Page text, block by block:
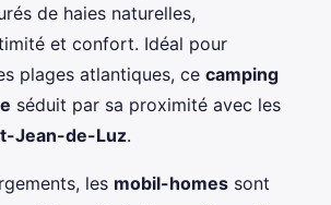
de haies naturelles,
et confort. Idéal pour
plages atlantiques, ce camping
séduit par sa proximité avec les
Jean-de-Luz.
les mobil-homes sont